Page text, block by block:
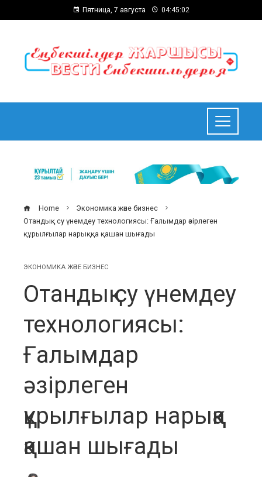
Пятница, 7 августа 04:45:03
Home
Экономика және бизнес
Отандық су үнемдеу технологиясы: Ғалымдар әзірлеген
құрылғылар нарыққа қашан шығады
ЭКОНОМИКА ЖӘНЕ БИЗНЕС
Отандық су үнемдеу
технологиясы:
Ғалымдар
әзірлеген
құрылғылар нарыққа
қашан шығады